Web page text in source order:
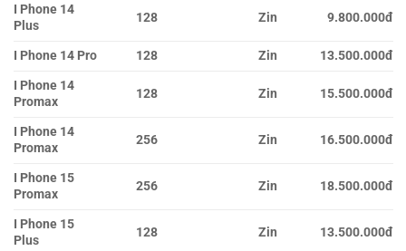
I Phone 14
Plus
128 Zin 9.800.000đ
I Phone 14 Pro 128 Zin
13.500.000đ
I Phone 14
Promax
128 Zin 15.500.000đ
I Phone 14
Promax
256 Zin 16.500.000đ
I Phone 15
Promax
256 Zin 18.500.000đ
I Phone 15
Plus
128 Zin 13.500.000đ